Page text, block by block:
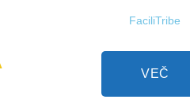
FaciliTribe
VEČ